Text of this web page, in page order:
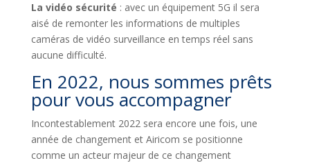
La vidéo sécurité : avec un équipement 5G il sera
aisé de remonter les informations de multiples
caméras de vidéo surveillance en temps réel sans
aucune difficulté.
En 2022, nous sommes prêts
pour vous accompagner
Incontestablement 2022 sera encore une fois, une
année de changement et Airicom se positionne
comme un acteur majeur de ce changement